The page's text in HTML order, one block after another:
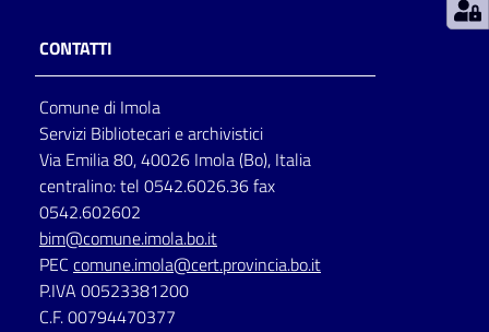
per
lettura
Seguici
su
CONTATTI
Comune di Imola
Servizi Bibliotecari e archivistici
Via Emilia 80, 40026 Imola (Bo), Italia
centralino: tel 0542.6026.36 fax
0542.602602
bim@comune.imola.bo.it
PEC comune.imola@cert.provincia.bo.it
P.IVA 00523381200
C.F. 00794470377